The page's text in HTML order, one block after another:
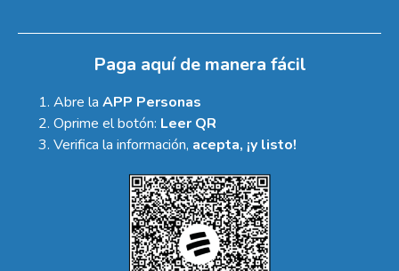
Paga aquí de manera fácil
Abre la APP Personas
Oprime el botón: Leer QR
Verifica la información, acepta, ¡y listo!